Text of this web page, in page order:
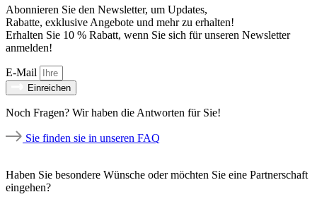
Abonnieren Sie den Newsletter, um Updates,
Rabatte, exklusive Angebote und mehr zu erhalten!
Erhalten Sie 10 % Rabatt, wenn Sie sich für unseren Newsletter
anmelden!
E-Mail
Einreichen
Noch Fragen? Wir haben die Antworten für Sie!
Sie finden sie in unseren FAQ
Haben Sie besondere Wünsche oder möchten Sie eine Partnerschaft
eingehen?